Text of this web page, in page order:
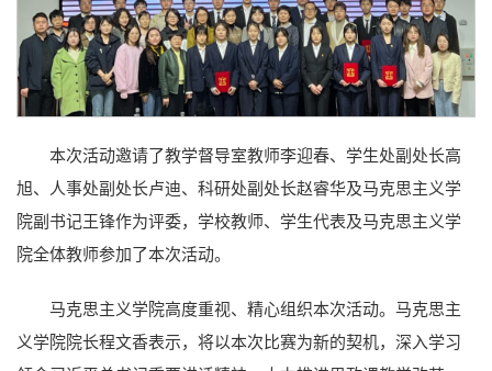
本次活动邀请了教学督导室教师李迎春、学生处副处长高
旭、人事处副处长卢迪、科研处副处长赵睿华及马克思主义学
院副书记王锋作为评委，学校教师、学生代表及马克思主义学
院全体教师参加了本次活动。
马克思主义学院高度重视、精心组织本次活动。马克思主
义学院院长程文香表示，将以本次比赛为新的契机，深入学习